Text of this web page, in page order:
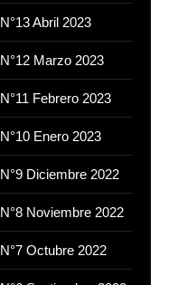
N°13 Abril 2023
N°12 Marzo 2023
N°11 Febrero 2023
N°10 Enero 2023
N°9 Diciembre 2022
N°8 Noviembre 2022
N°7 Octubre 2022